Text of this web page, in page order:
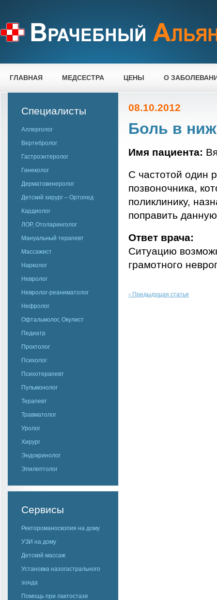
ГЛАВНАЯ МЕДСЕСТРА ЦЕНЫ О
Специалисты
Аллерголог
Вертебролог
Гастроэнтеролог
Гинеколог
Дерматовенеролог
Детский хирург – Ортопед
Кардиолог
ЛОР, Отоларинголог
Мануальный терапевт
Массажист
Нарколог
Невролог
Невролог-реаниматолог
Нефролог
Офтальмолог, Окулист
Педиатр
Проктолог
Психолог
Психотерапевт
Пульмонолог
Терапевт
Травматолог
Уролог
Хирург
Эндокринолог
Эпилептолог
Сервисы
Ректороманоскопия на дому
УЗИ на дому
Детский массаж
Установка назогастрального
зонда
Помощь при лактостазе
08.10.2012
Боль в
Имя пациента:
С частотой один
позвоночника,
поликлинику,
поправить
Ответ врача:
Cитуацию
грамотного
< Предыдущая статья